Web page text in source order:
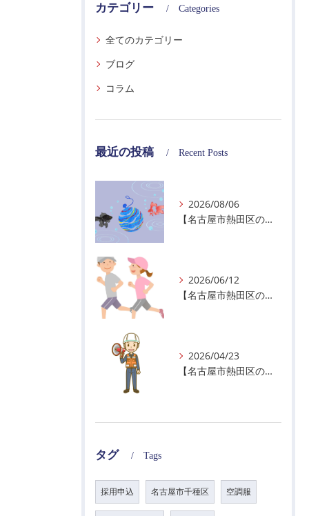
カテゴリー Categories
全てのカテゴリー
ブログ
コラム
最近の投稿 Recent Posts
2026/08/06
【名古屋市熱田区の警備会社】夏季休業のお知らせ
2026/06/12
【名古屋市熱田区の警備会社】暑熱順化で熱中症対策を！
2026/04/23
【名古屋市熱田区の警備会社】GWの面接状況について！
タグ Tags
採用申込 名古屋市千種区 空調服